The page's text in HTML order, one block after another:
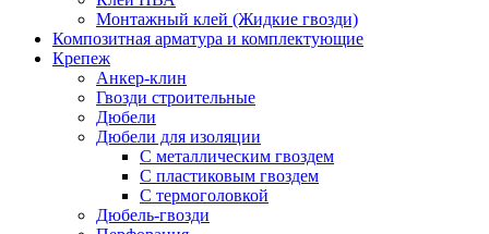
Монтажный клей (Жидкие гвозди)
Композитная арматура и комплектующие
Крепеж
Анкер-клин
Гвозди строительные
Дюбели
Дюбели для изоляции
С металлическим гвоздем
С пластиковым гвоздем
С термоголовкой
Дюбель-гвозди